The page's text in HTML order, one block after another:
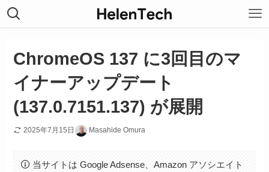
ChromeOS 137 に3回目のマ
イナーアップデート
(137.0.7151.137) が展開
2025年7月15日 Masahide Omura
当サイトは Google Adsense、Amazon アソシエイト